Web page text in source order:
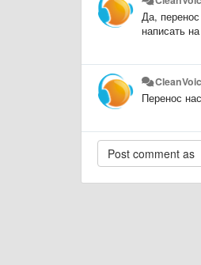
Да,
написать
Перенос